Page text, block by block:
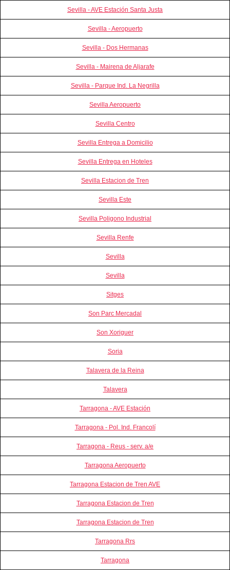
Sevilla - AVE Estación Santa Justa
Sevilla - Aeropuerto
Sevilla - Dos Hermanas
Sevilla - Mairena de Aljarafe
Sevilla - Parque Ind. La Negrilla
Sevilla Aeropuerto
Sevilla Centro
Sevilla Entrega a Domicilio
Sevilla Entrega en Hoteles
Sevilla Estacion de Tren
Sevilla Este
Sevilla Poligono Industrial
Sevilla Renfe
Sevilla
Sevilla
Sitges
Son Parc Mercadal
Son Xoriguer
Soria
Talavera de la Reina
Talavera
Tarragona - AVE Estación
Tarragona - Pol. Ind. Francolí
Tarragona - Reus - serv. a/e
Tarragona Aeropuerto
Tarragona Estacion de Tren AVE
Tarragona Estacion de Tren
Tarragona Estacion de Tren
Tarragona Rrs
Tarragona